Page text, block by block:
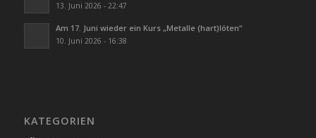
13. Juni 2026 - 22:47
Am 17. Juni wieder ein Kurs „Metalle (hart)löten“
10. Juni 2026 - 16:38
KATEGORIEN